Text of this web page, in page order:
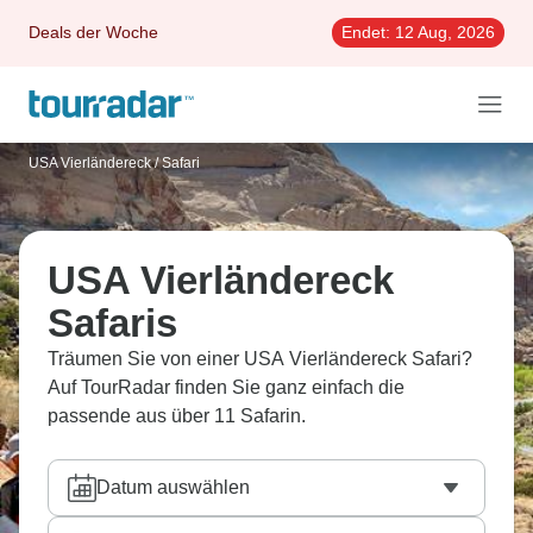
Deals der Woche Endet: 12 Aug, 2026
USA Vierländereck / Safari
USA Vierländereck
Safaris
Träumen Sie von einer USA Vierländereck Safari?
Auf TourRadar finden Sie ganz einfach die
passende aus über 11 Safarin.
Datum auswählen